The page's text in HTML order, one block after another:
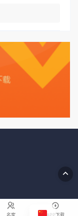
名家 APP下载